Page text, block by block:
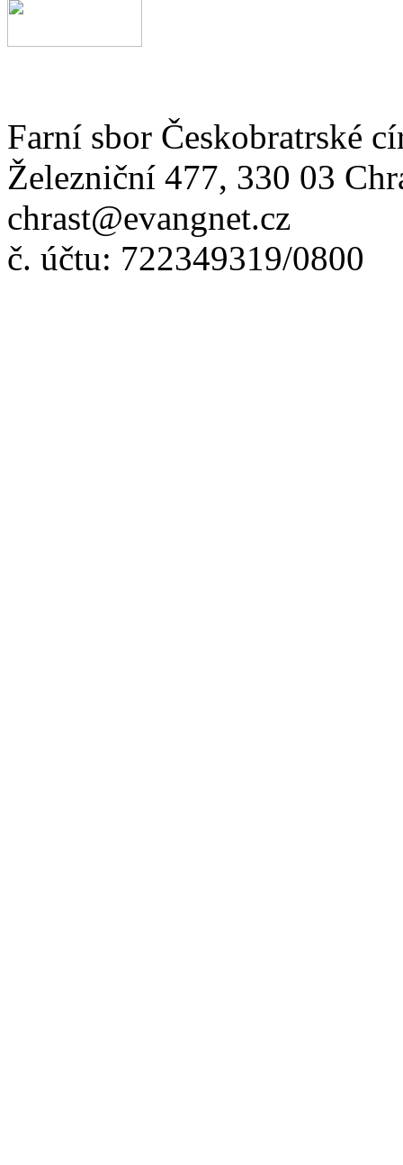
Farní sbor Českobratrské
Železniční 477, 330 03
chrast@evangnet.cz
č. účtu: 722349319/0800